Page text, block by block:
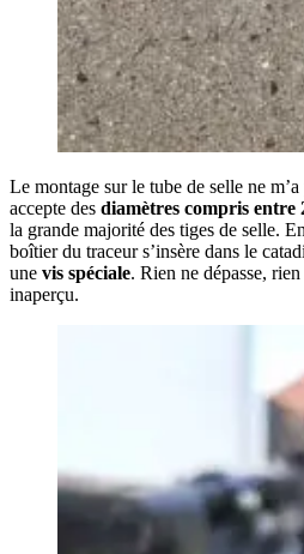
Le montage sur le tube de selle ne
accepte des diamètres compris entre
la grande majorité des tiges de selle.
boîtier du traceur s’insère dans le
une vis spéciale. Rien ne dépasse,
inaperçu.